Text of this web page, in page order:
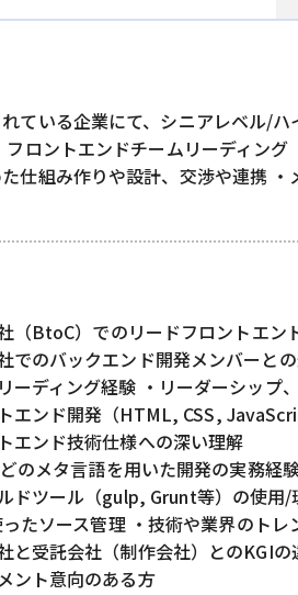
ている企業にて、シニアレベル/ハ
ロントエンドチームリーディン
仕組み作りや設計、交渉や連携
（BtoC）でのリードフロントエン
でのバックエンド開発メンバーと
ーディング経験 ・リーダーシップ
エンド開発（HTML, CSS,
エンド技術仕様への深い理解
のメタ言語を用いた開発の実務経
ドツール（gulp, Grunt等）の使用/
ったソース管理 ・技術や業界のト
と受託会社（制作会社）とのKGI
ント意向のある方